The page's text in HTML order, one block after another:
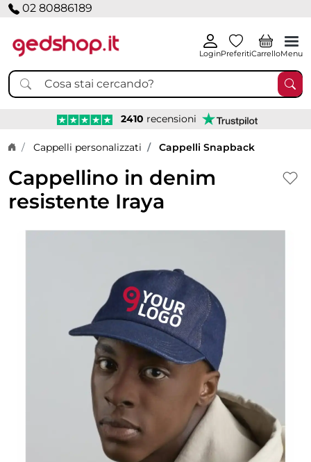
02 80886189
LoginPreferitiCarrelloMenu
2410 recensioni
Home page
Cappelli personalizzati Cappelli Snapback
Cappellino in denim
resistente Iraya